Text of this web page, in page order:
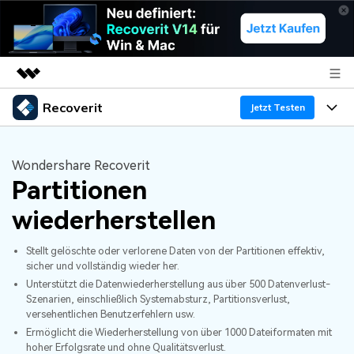
Top-Produkte
Dienstprogramme
Überblick
Lösungen
Über uns
Presseraum
Shop
Support
Recoverit Jetzt Testen
Recoverit für Windows
Ein führendes Tool zur Datenrettung für Windows
Kostenlos Testen
Recoverit für Mac
KI
Funktionen
Wiederherstellung von Laufwerken
Gel?schte Medien wiederherstellen
Exklusive Wiederherstellungsl?sungen
Ressourcen
Warum Recoverit
Experte für Datenrettung
Kundengeschichten
Guide
Wondershare Recoverit
Partitionen
wiederherstellen
Stellt gelöschte oder verlorene Daten von der Partitionen effektiv,
sicher und vollständig wieder her.
Unterstützt die Datenwiederherstellung aus über 500 Datenverlust-
Szenarien, einschließlich Systemabsturz, Partitionsverlust,
versehentlichen Benutzerfehlern usw.
Ermöglicht die Wiederherstellung von über 1000 Dateiformaten mit
hoher Erfolgsrate und ohne Qualitätsverlust.